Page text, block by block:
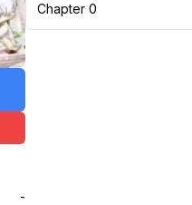
-
Chapter 0